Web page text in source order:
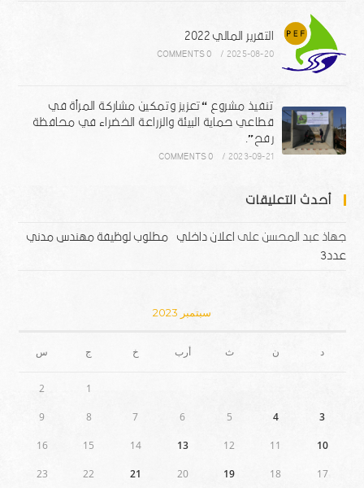
التقرير المالي 2022
2025-08-20
/
0 COMMENTS
تنفيذ مشروع “تعزيز وتمكين مشاركة المرأة في
قطاعي حماية البيئة والزراعة الخضراء في محافظة
رفح”.
2023-09-21
/
0 COMMENTS
أحدث التعليقات
جهاذ عبد المحسن على اعلان داخلي – مطلوب لوظيفة مهندس مدني
عدد3
سبتمبر 2023
د ن ث أرب خ ج س
1
2
3
4
5
6
7
8
9
10
11
12
13
14
15
16
17
18
19
20
21
22
23